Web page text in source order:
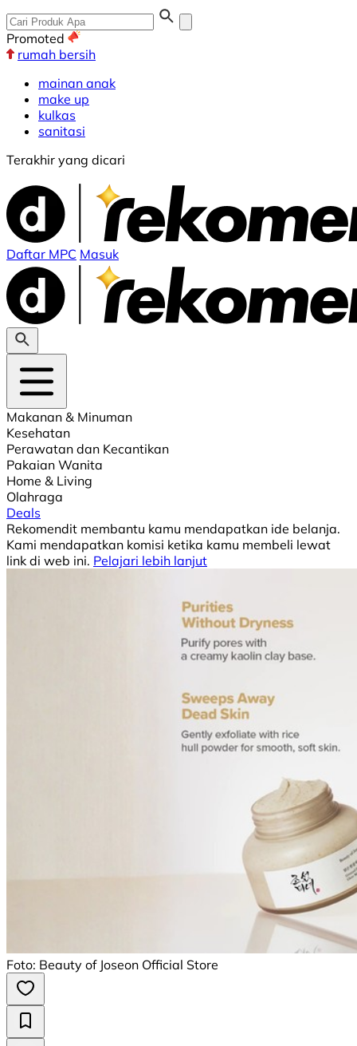
Promoted
rumah bersih
mainan anak
make up
kulkas
sanitasi
Terakhir yang dicari
Daftar MPC Masuk
Makanan & Minuman
Kesehatan
Perawatan dan Kecantikan
Pakaian Wanita
Home & Living
Olahraga
Deals
Rekomendit membantu kamu mendapatkan ide belanja.
Kami mendapatkan komisi ketika kamu membeli lewat
link di web ini. Pelajari lebih lanjut
Foto: Beauty of Joseon Official Store